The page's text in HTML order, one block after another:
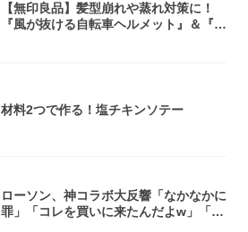
【無印良品】髪型崩れや蒸れ対策に！
『風が抜ける自転車ヘルメット』＆『2
材料2つで作る！塩チキンソテー
ローソン、神コラボ大反響「なかなかに
罪」「コレを買いに来たんだよw」「３